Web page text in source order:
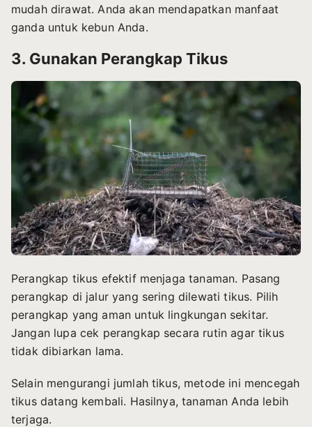
mudah dirawat. Anda akan mendapatkan manfaat
ganda untuk kebun Anda.
3. Gunakan Perangkap Tikus
Perangkap tikus efektif menjaga tanaman. Pasang
perangkap di jalur yang sering dilewati tikus. Pilih
perangkap yang aman untuk lingkungan sekitar.
Jangan lupa cek perangkap secara rutin agar tikus
tidak dibiarkan lama.
Selain mengurangi jumlah tikus, metode ini mencegah
tikus datang kembali. Hasilnya, tanaman Anda lebih
terjaga.